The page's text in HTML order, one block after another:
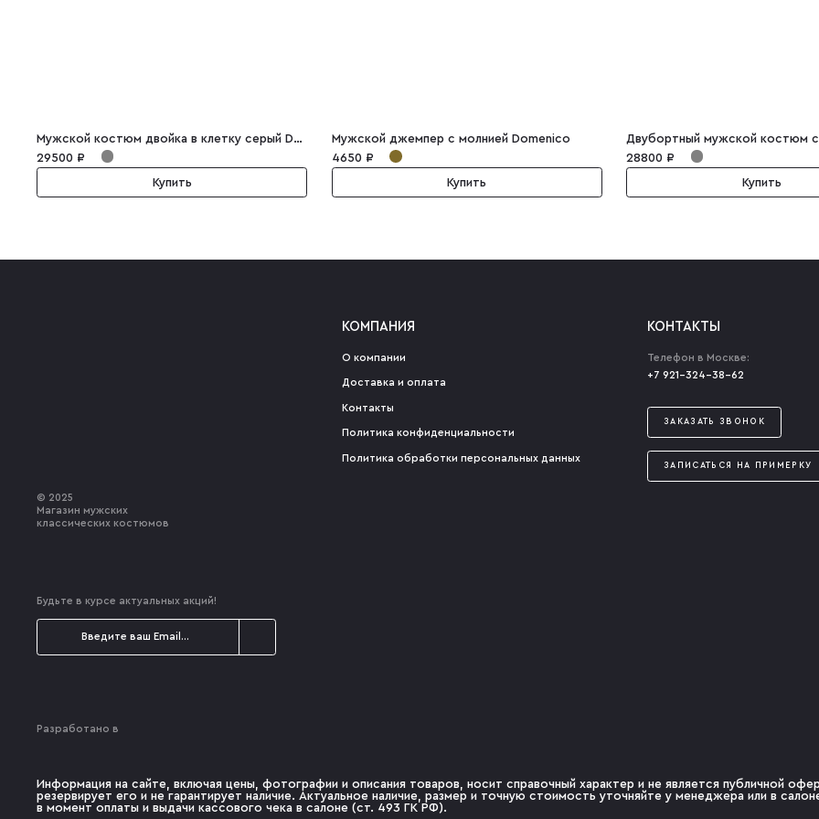
Мужской костюм двойка в клетку серый Dominico
29500 ₽
Купить
Мужской джемпер с молнией Domenico
4650 ₽
Купить
28800 ₽
Купить
© 2025
Магазин мужских
классических костюмов
Будьте в курсе актуальных акций!
Разработано в
КОМПАНИЯ
О компании
Доставка и оплата
Контакты
Политика конфиденциальности
Политика обработки персональных данных
КОНТАКТЫ
Телефон в Москве:
+7 921-324-38-62
ЗАКАЗАТЬ ЗВОНОК
ЗАПИСАТЬСЯ НА ПРИМЕРКУ
Информация на сайте, включая цены, фотографии и описания товаров, носит справочный характер и не является публичной
резервирует его и не гарантирует наличие. Актуальное наличие, размер и точную стоимость уточняйте у менеджера или в
в момент оплаты и выдачи кассового чека в салоне (ст. 493 ГК РФ).